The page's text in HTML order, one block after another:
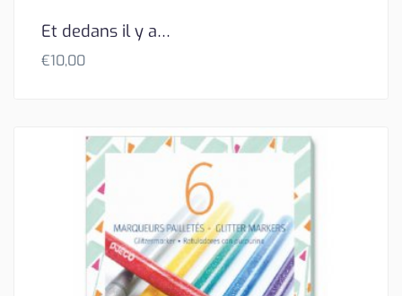
Et dedans il y a…
€10,00